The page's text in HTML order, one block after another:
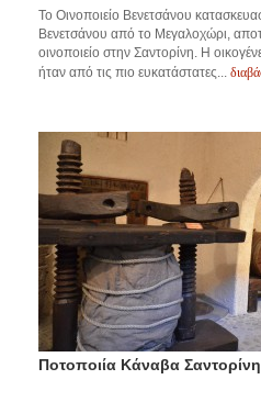
Το Οινοποιείο Βενετσάνου
Βενετσάνου από το Μεγαλοχώρι,
οινοποιείο στην Σαντορίνη. H
ήταν από τις πιο ευκατάστατες...
Ποτοποιία Κάναβα Σαντορίνη